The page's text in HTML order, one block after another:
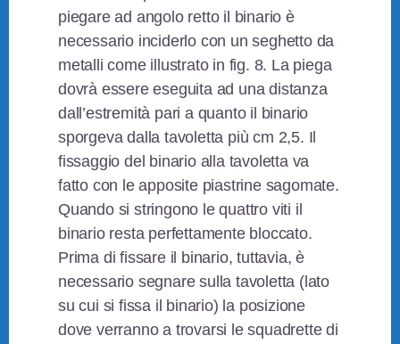
piegare ad angolo retto il binario è
necessario inciderlo con un seghetto da
metalli come illustrato in fig. 8. La piega
dovrà essere eseguita ad una distanza
dall’estremità pari a quanto il binario
sporgeva dalla tavoletta più cm 2,5. Il
fissaggio del binario alla tavoletta va
fatto con le apposite piastrine sagomate.
Quando si stringono le quattro viti il
binario resta perfettamente bloccato.
Prima di fissare il binario, tuttavia, è
necessario segnare sulla tavoletta (lato
su cui si fissa il binario) la posizione
dove verranno a trovarsi le squadrette di